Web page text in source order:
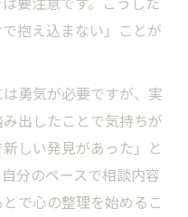
抱え込まない」ことが
勇気が必要ですが、実
出したことで気持ちが
しい発見があった」と
分のペースで相談内容
で心の整理を始めるこ